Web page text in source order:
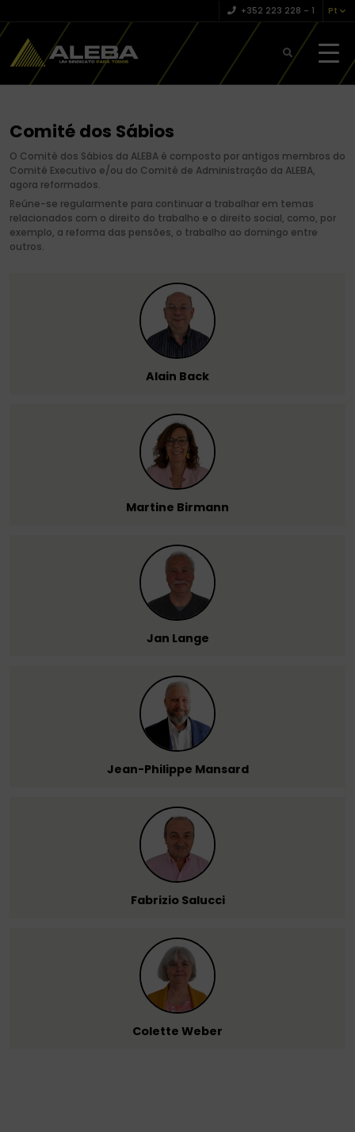
+352 223 228 – 1 Pt
Comité dos Sábios
O Comité dos Sábios da ALEBA é composto por antigos membros do
Comité Executivo e/ou do Comité de Administração da ALEBA,
agora reformados.
Reúne-se regularmente para continuar a trabalhar em temas
relacionados com o direito do trabalho e o direito social, como, por
exemplo, a reforma das pensões, o trabalho ao domingo entre
outros.
Alain Back
Martine Birmann
Jan Lange
Jean-Philippe Mansard
Fabrizio Salucci
Colette Weber